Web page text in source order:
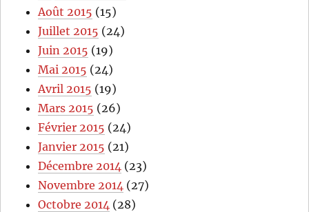
Août 2015 (15)
Juillet 2015 (24)
Juin 2015 (19)
Mai 2015 (24)
Avril 2015 (19)
Mars 2015 (26)
Février 2015 (24)
Janvier 2015 (21)
Décembre 2014 (23)
Novembre 2014 (27)
Octobre 2014 (28)